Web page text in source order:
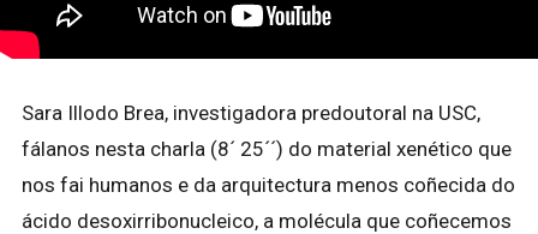
Sara Illodo Brea, investigadora predoutoral na USC,
fálanos nesta charla (8´ 25´´) do material xenético que
nos fai humanos e da arquitectura menos coñecida do
ácido desoxirribonucleico, a molécula que coñecemos